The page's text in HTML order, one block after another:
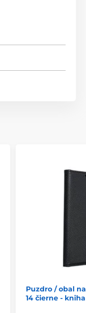
Puzdro / obal
14 čierne -